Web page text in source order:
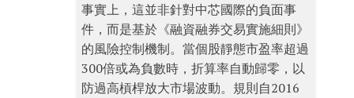
事實上，這並非針對中芯國際的負面事
件，而是基於《融資融券交易實施細則》
的風險控制機制。當個股靜態市盈率超過
300倍或為負數時，折算率自動歸零，以
防過高槓桿放大市場波動。規則自2016